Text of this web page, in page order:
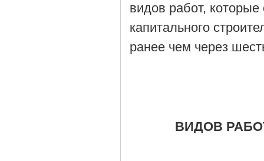
видов работ,
капитального
ранее чем через
ВИДОВ